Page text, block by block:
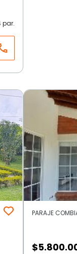
PARAJE
$